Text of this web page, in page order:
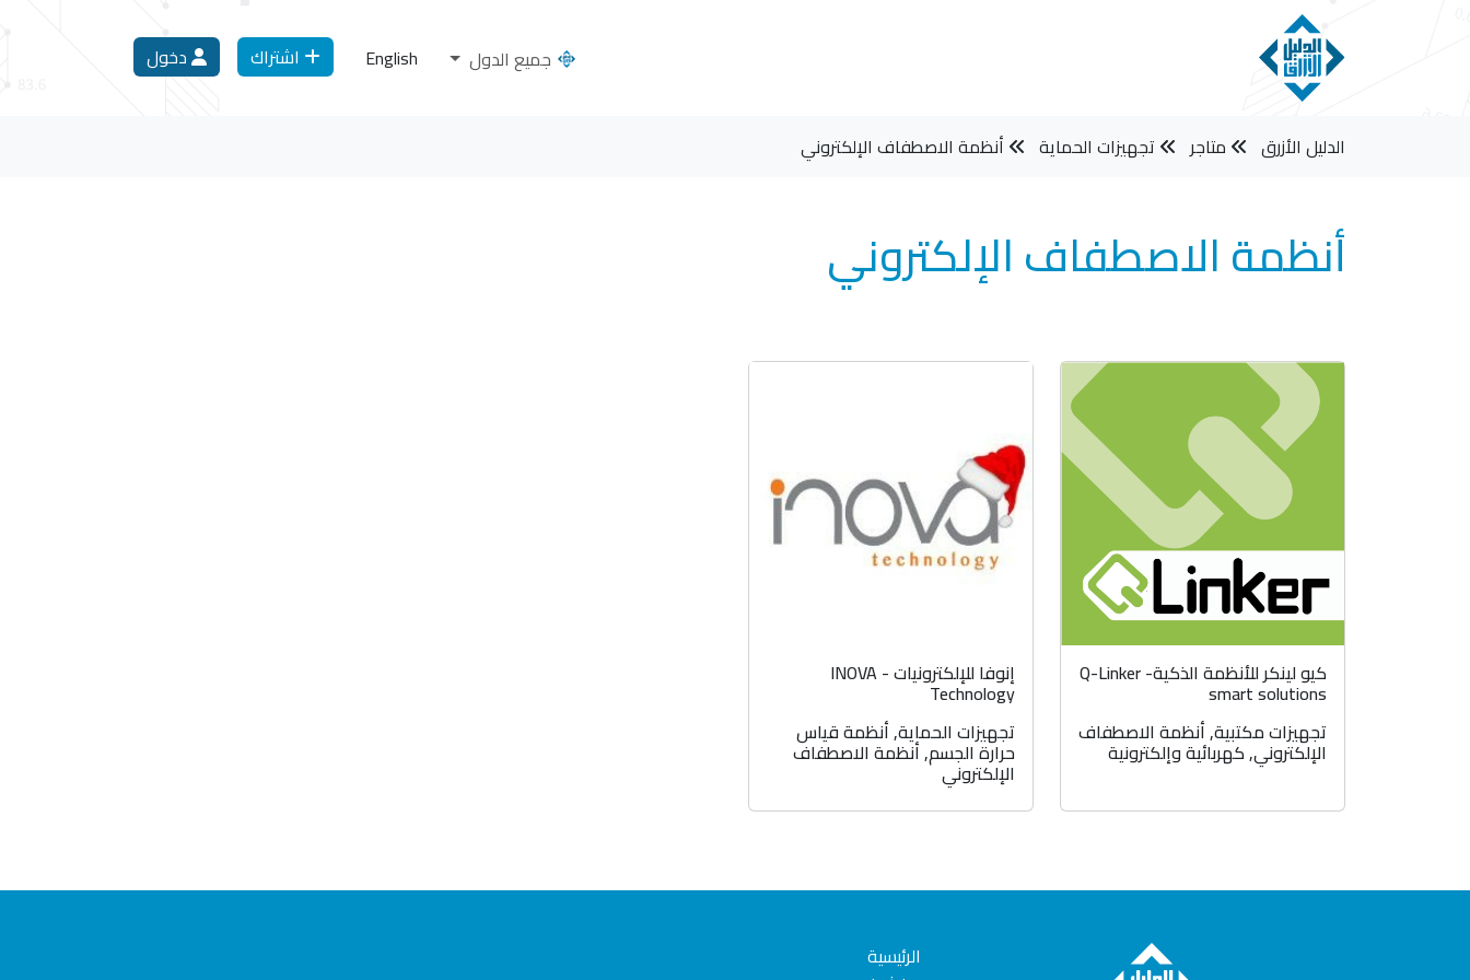
English اشتراك دخول
الدليل الأزرق متاجر تجهيزات الحماية أنظمة الاصطفاف الإلكتروني
أنظمة الاصطفاف الإلكتروني
كيو لينكر للأنظمة الذكية- Q-Linker
smart solutions
تجهيزات مكتبية,أنظمة الاصطفاف
الإلكتروني,كهربائية وإلكترونية
إنوفا للإلكترونيات - INOVA
Technology
تجهيزات الحماية,أنظمة قياس
حرارة الجسم,أنظمة الاصطفاف
الإلكتروني
الرئيسية